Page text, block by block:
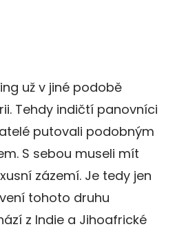
už v jiné podobě
Tehdy indičtí panovníci
putovali podobným
S sebou museli mít
zázemí. Je tedy jen
tohoto druhu
z Indie a Jihoafrické